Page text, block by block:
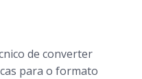
de converter
para o formato